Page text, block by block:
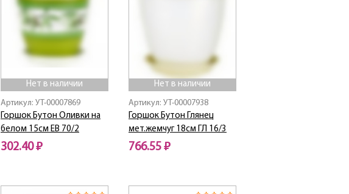
Нет в наличии
Артикул: УТ-00007869
Горшок Бутон Оливки на
белом 15см ЕВ 70/2
302.40 ₽
Нет в наличии
Артикул: УТ-00007938
Горшок Бутон Глянец
мет.жемчуг 18см ГЛ 16/3
766.55 ₽